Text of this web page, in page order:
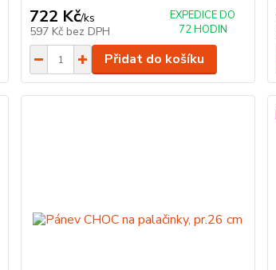
722 Kč/ks
597 Kč bez DPH
EXPEDICE DO
72 HODIN
Přidat do košíku